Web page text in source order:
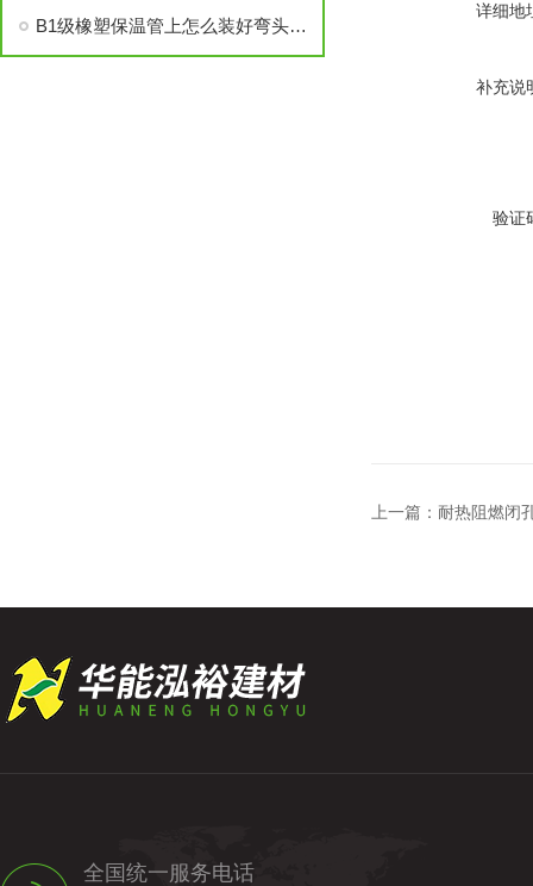
B1级橡塑保温管上怎么装好弯头和阀门？
详细地
补充说
验证
上一篇： 耐热阻燃闭
全国统一服务电话